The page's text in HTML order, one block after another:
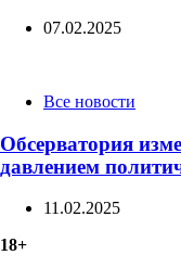
07.02.2025
CategoriesВсе новости
Обсерватория
давлением
11.02.2025
18+